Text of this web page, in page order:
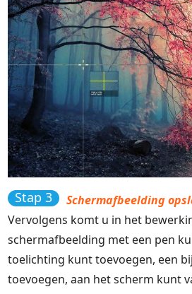
Stap 3
Schermafbeelding
Vervolgens komt u in het
schermafbeelding met een pen
toelichting kunt toevoegen, een
toevoegen, aan het scherm kunt